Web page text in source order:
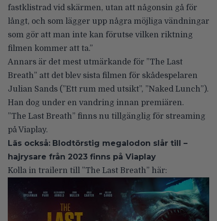
fastklistrad vid skärmen, utan att någonsin gå för
långt, och som lägger upp några möjliga vändningar
som gör att man inte kan förutse vilken riktning
filmen kommer att ta.”
Annars är det mest utmärkande för ”The Last
Breath” att det blev sista filmen för skådespelaren
Julian Sands (”Ett rum med utsikt”, ”Naked Lunch”).
Han dog under en vandring innan premiären.
”The Last Breath” finns nu tillgänglig för streaming
på Viaplay.
Läs också: Blodtörstig megalodon slår till –
hajrysare från 2023 finns på Viaplay
Kolla in trailern till ”The Last Breath” här: